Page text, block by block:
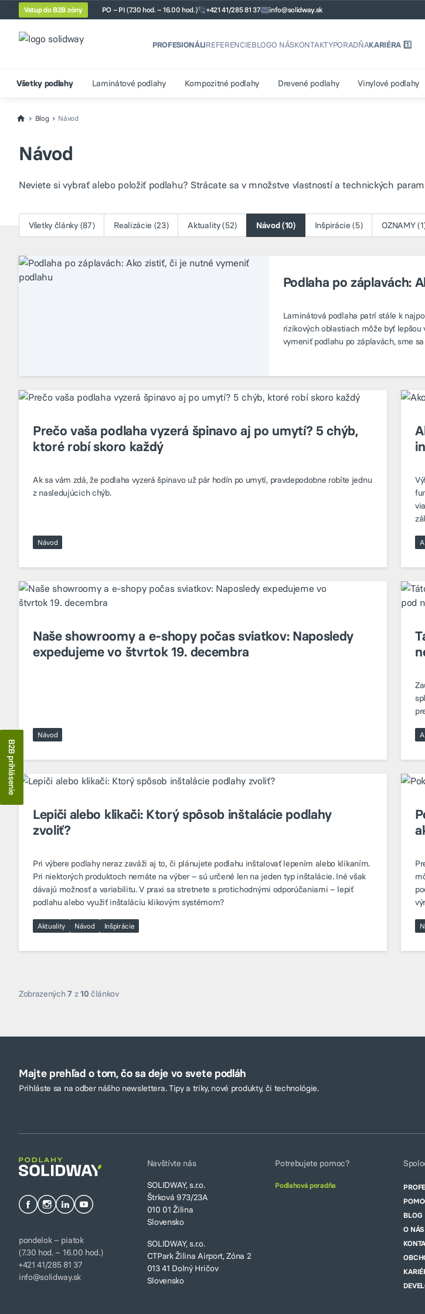
Vstup do B2B zóny PO – PI (7.30 hod. – 16.00 hod.) +421 41/285 81 37 info@solidway.sk
PROFESIONÁLIREFERENCIEBLOGO NÁSKONTAKTYPORADŇAKARIÉRA 1️⃣
Všetky podlahy Laminátové podlahy Kompozitné podlahy Drevené podlahy Vinylové podlahy
Blog Návod
Návod
Neviete si vybrať alebo položiť podlahu? Strácate sa v množstve vlastností a technických
Všetky články (87) Realizácie (23) Aktuality (52) Návod (10) Inšpirácie (5) OZNAMY
Podlaha po záplavách:
Laminátová podlaha patrí stále k
rizikových oblastiach môže byť
vymeniť podlahu po záplavách, sme
Prečo vaša podlaha vyzerá špinavo aj po umytí? 5 chýb,
ktoré robí skoro každý
Ak sa vám zdá, že podlaha vyzerá špinavo už pár hodín po umytí, pravdepodobne robíte jednu
z nasledujúcich chýb.
Návod
Naše showroomy a e-shopy počas sviatkov: Naposledy
expedujeme vo štvrtok 19. decembra
Návod
Lepiči alebo klikači: Ktorý spôsob inštalácie podlahy
zvoliť?
Pri výbere podlahy neraz zaváži aj to, či plánujete podlahu inštalovať lepením alebo klikaním.
Pri niektorých produktoch nemáte na výber – sú určené len na jeden typ inštalácie. Iné však
dávajú možnosť a variabilitu. V praxi sa stretnete s protichodnými odporúčaniami – lepiť
podlahu alebo využiť inštaláciu klikovým systémom?
Aktuality Návod Inšpirácie
Zobrazených7z10 článkov
Majte prehľad o tom, čo sa deje vo svete podláh
Prihláste sa na odber nášho newslettera. Tipy a triky, nové produkty, či technológie.
pondelok – piatok
(7.30 hod. – 16.00 hod.)
+421 41/285 81 37
info@solidway.sk
Navštívte nás
SOLIDWAY, s.r.o.
Štrková 973/23A
010 01 Žilina
Slovensko
SOLIDWAY, s.r.o.
CTPark Žilina Airport, Zóna 2
013 41 Dolný Hričov
Slovensko
Potrebujete pomoc?
Podlahová poradňa
BLOG
O NÁS
B2B prihlásenie